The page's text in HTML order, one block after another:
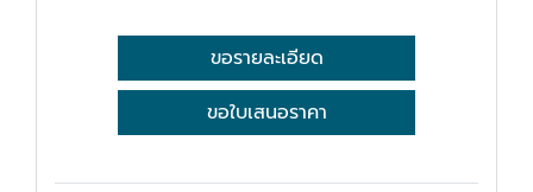
ขอรายละเอียด
ขอใบเสนอราคา